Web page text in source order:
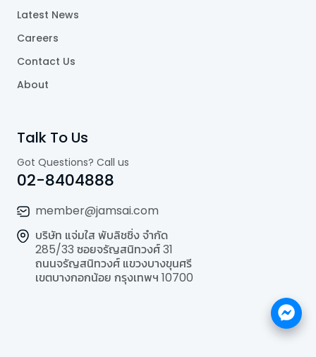
Latest News
Careers
Contact Us
About
Talk To Us
Got Questions? Call us
02-8404888
member@jamsai.com
บริษัท แจ่มใส พับลิชชิ่ง จำกัด
285/33 ซอยจรัญสนิทวงศ์ 31
ถนนจรัญสนิทวงศ์ แขวงบางขุนศรี
เขตบางกอกน้อย กรุงเทพฯ 10700